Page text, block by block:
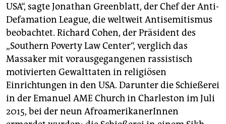
USA“, sagte Jonathan Greenblatt, der Chef der Anti-
Defamation League, die weltweit Antisemitismus
beobachtet. Richard Cohen, der Präsident des
„Southern Poverty Law Center“, verglich das
Massaker mit vorausgegangenen rassistisch
motivierten Gewalttaten in religiösen
Einrichtungen in den USA. Darunter die Schießerei
in der Emanuel AME Church in Charleston im Juli
2015, bei der neun AfroamerikanerInnen